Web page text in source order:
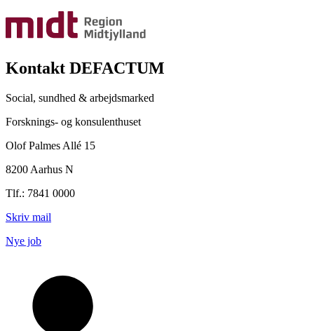
Kontakt DEFACTUM
Social, sundhed & arbejdsmarked
Forsknings- og konsulenthuset
Olof Palmes Allé 15
8200 Aarhus N
Tlf.: 7841 0000
Skriv mail
Nye job